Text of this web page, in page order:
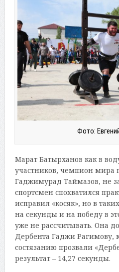
Фото:
Марат Батырханов как в
участников, чемпион мира
Гаджимурад Таймазов, не
спортсмен спохватился
исправил «косяк», но в
на секунды и на победу в
уже не рассчитывать. Она
Дербента Гаджи Рагимову,
состязанию прозвали
результат – 14,27 секунды.